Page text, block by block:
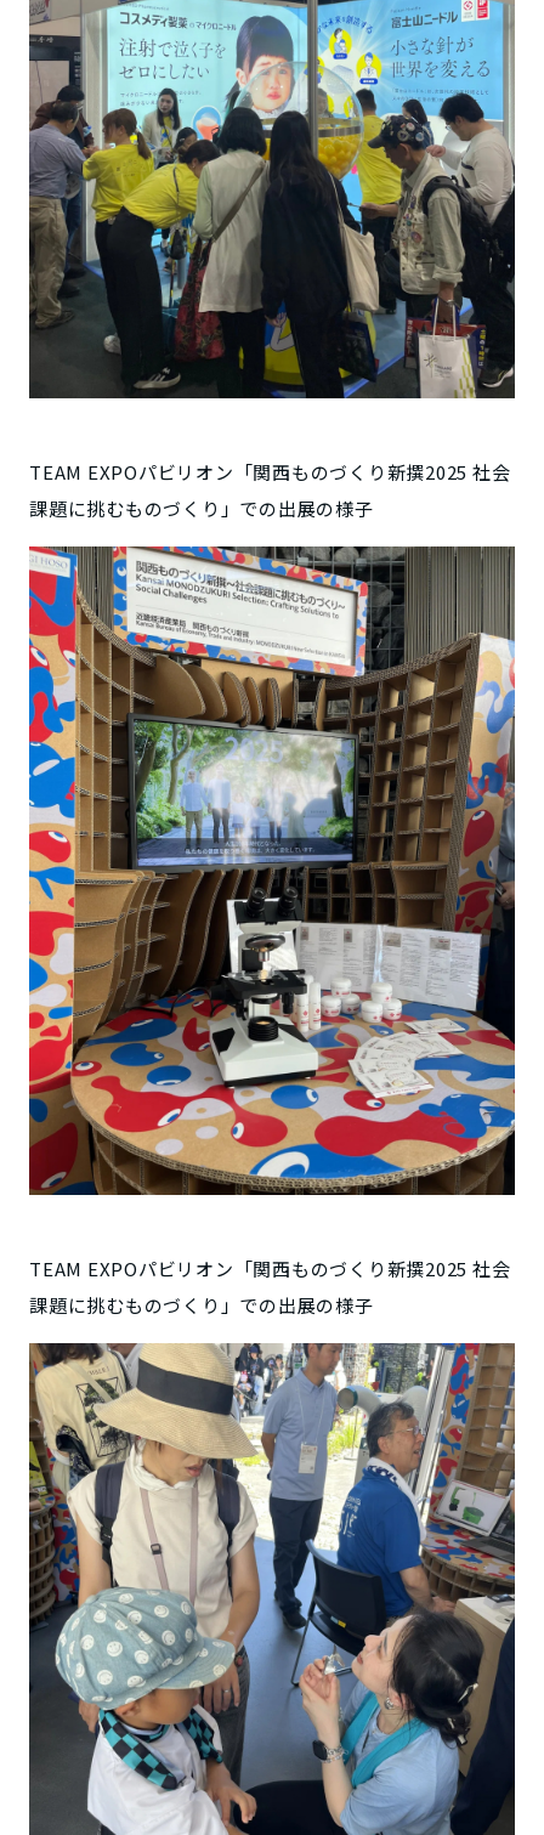
TEAM EXPOパビリオン「関西ものづくり新撰2025 社会
課題に挑むものづくり」での出展の様子
TEAM EXPOパビリオン「関西ものづくり新撰2025 社会
課題に挑むものづくり」での出展の様子